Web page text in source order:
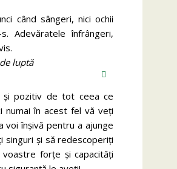
când sângeri, nici ochii
Adevăratele înfrângeri,
luptă
și pozitiv de tot ceea ce
numai în acest fel vă veți
voi înșivă pentru a ajunge
singuri și să redescoperiți
forțe și capacități